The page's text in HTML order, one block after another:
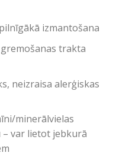
izmantošana
trakta
neizraisa alerģiskas
minerālvielas
– var lietot jebkurā